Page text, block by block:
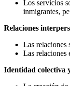
Los servicios
inmigrantes,
Relaciones
Las relaciones
Las relaciones
Identidad colectiva